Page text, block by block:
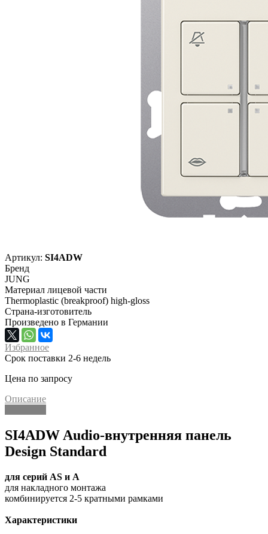
Артикул: SI4ADW
Бренд
JUNG
Материал лицевой части
Thermoplastic (breakproof) high-gloss
Страна-изготовитель
Произведено в Германии
Избранное
Срок поставки 2-6 недель
Цена по запросу
Описание
SI4ADW Audio-внутренняя панель
Design Standard
для серий AS и A
для накладного монтажа
комбинируется 2-5 кратными рамками
Характеристики